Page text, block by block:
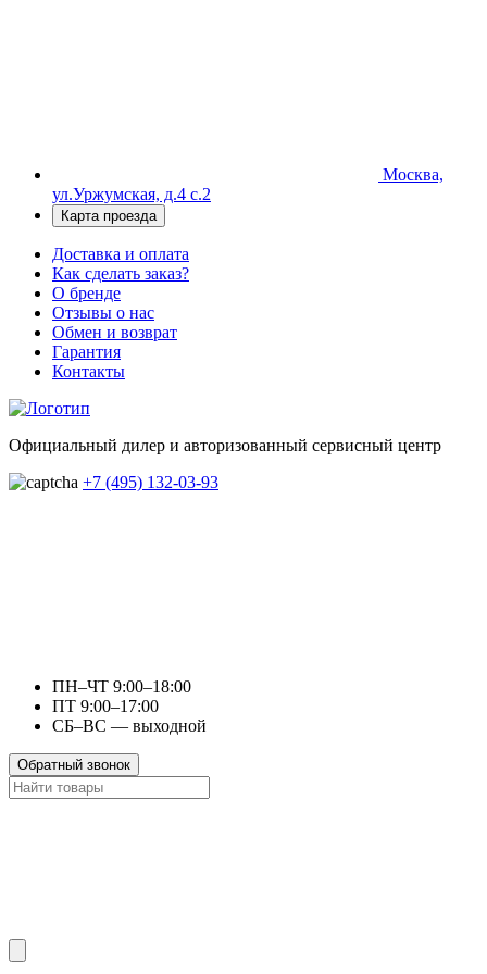
Москва,
ул.Уржумская, д.4 с.2
Карта проезда
Доставка и оплата
Как сделать заказ?
О бренде
Отзывы о нас
Обмен и возврат
Гарантия
Контакты
Официальный дилер и авторизованный сервисный центр
+7 (495) 132-03-93
ПН–ЧТ 9:00–18:00
ПТ 9:00–17:00
СБ–ВС — выходной
Обратный звонок